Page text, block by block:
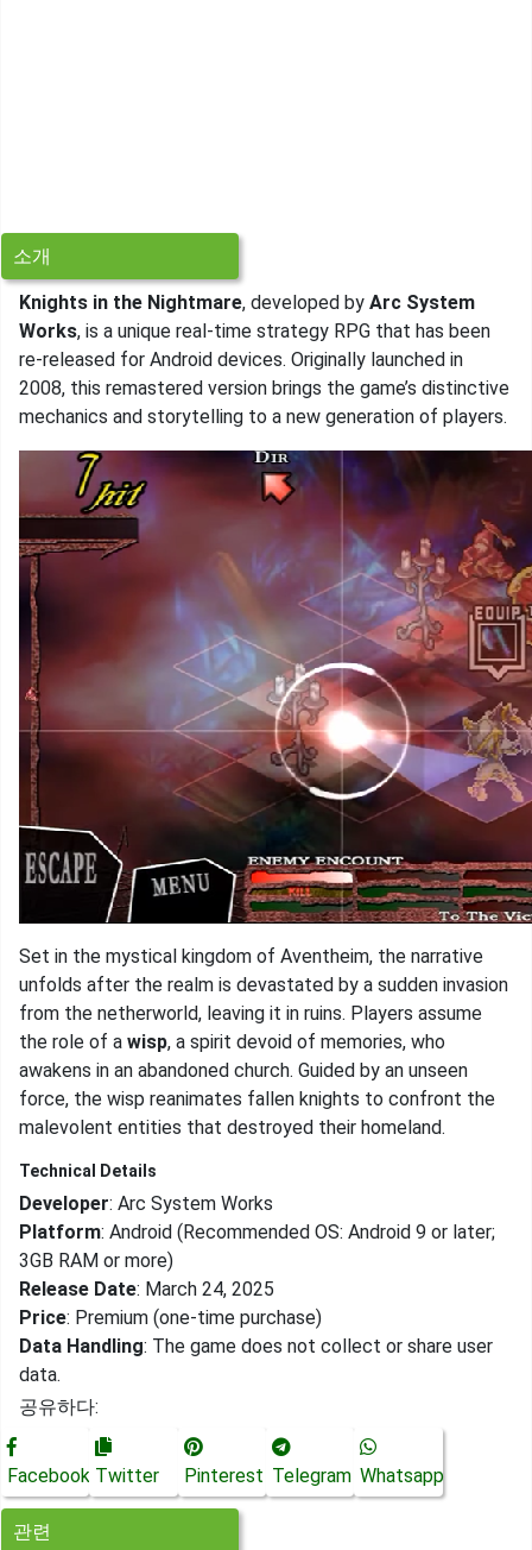
소개
Knights in the Nightmare, developed by Arc System
Works, is a unique real-time strategy RPG that has been
re-released for Android devices. Originally launched in
2008, this remastered version brings the game’s distinctive
mechanics and storytelling to a new generation of players.
Set in the mystical kingdom of Aventheim, the narrative
unfolds after the realm is devastated by a sudden invasion
from the netherworld, leaving it in ruins. Players assume
the role of a wisp, a spirit devoid of memories, who
awakens in an abandoned church. Guided by an unseen
force, the wisp reanimates fallen knights to confront the
malevolent entities that destroyed their homeland.
Technical Details
Developer: Arc System Works
Platform: Android (Recommended OS: Android 9 or later;
3GB RAM or more)​
Release Date: March 24, 2025​
Price: Premium (one-time purchase)​
Data Handling: The game does not collect or share user
data.
공유하다:
Facebook Twitter Pinterest Telegram Whatsapp
관련